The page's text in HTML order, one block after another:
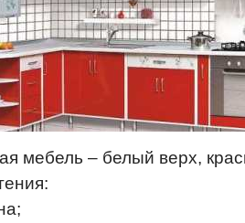
мебель – белый верх,